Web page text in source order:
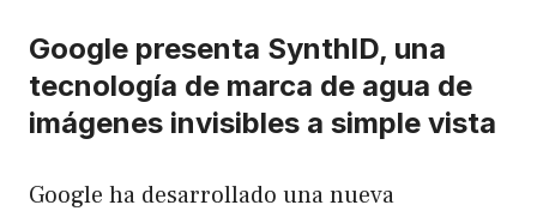
Google presenta SynthID, una
tecnología de marca de agua de
imágenes invisibles a simple vista
Google ha desarrollado una nueva